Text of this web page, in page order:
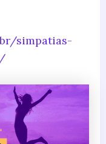
simpatias-